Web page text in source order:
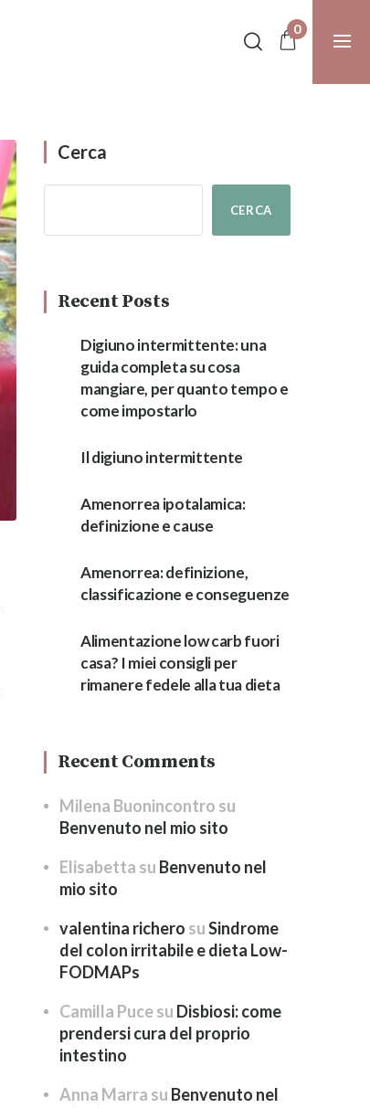
0
Cerca
CERCA
Recent Posts
Digiuno intermittente: una
guida completa su cosa
mangiare, per quanto tempo e
come impostarlo
Il digiuno intermittente
Amenorrea ipotalamica:
definizione e cause
Amenorrea: definizione,
classificazione e conseguenze
Alimentazione low carb fuori
casa? I miei consigli per
rimanere fedele alla tua dieta
Recent Comments
Milena Buonincontro su
Benvenuto nel mio sito
Elisabetta su Benvenuto nel
mio sito
valentina richero suSindrome
del colon irritabile e dieta Low-
FODMAPs
Camilla Pucesu Disbiosi: come
prendersi cura del proprio
intestino
Anna Marra su Benvenuto nel